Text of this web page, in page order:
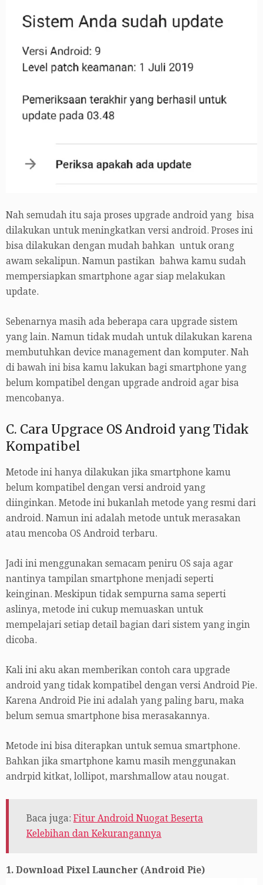
Nah semudah itu saja proses upgrade android yang bisa
dilakukan untuk meningkatkan versi android. Proses ini
bisa dilakukan dengan mudah bahkan untuk orang
awam sekalipun. Namun pastikan bahwa kamu sudah
mempersiapkan smartphone agar siap melakukan
update.
Sebenarnya masih ada beberapa cara upgrade sistem
yang lain. Namun tidak mudah untuk dilakukan karena
membutuhkan device management dan komputer. Nah
di bawah ini bisa kamu lakukan bagi smartphone yang
belum kompatibel dengan upgrade android agar bisa
mencobanya.
C. Cara Upgrace OS Android yang Tidak
Kompatibel
Metode ini hanya dilakukan jika smartphone kamu
belum kompatibel dengan versi android yang
diinginkan. Metode ini bukanlah metode yang resmi dari
android. Namun ini adalah metode untuk merasakan
atau mencoba OS Android terbaru.
Jadi ini menggunakan semacam peniru OS saja agar
nantinya tampilan smartphone menjadi seperti
keinginan. Meskipun tidak sempurna sama seperti
aslinya, metode ini cukup memuaskan untuk
mempelajari setiap detail bagian dari sistem yang ingin
dicoba.
Kali ini aku akan memberikan contoh cara upgrade
android yang tidak kompatibel dengan versi Android Pie.
Karena Android Pie ini adalah yang paling baru, maka
belum semua smartphone bisa merasakannya.
Metode ini bisa diterapkan untuk semua smartphone.
Bahkan jika smartphone kamu masih menggunakan
andrpid kitkat, lollipot, marshmallow atau nougat.
Baca juga: Fitur Android Nuogat Beserta
Kelebihan dan Kekurangannya
1. Download Pixel Launcher (Android Pie)